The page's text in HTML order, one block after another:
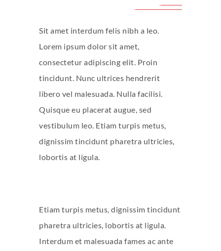
Sit amet interdum felis nibh a leo.
Lorem ipsum dolor sit amet,
consectetur adipiscing elit. Proin
tincidunt. Nunc ultrices hendrerit
libero vel malesuada. Nulla facilisi.
Quisque eu placerat augue, sed
vestibulum leo. Etiam turpis metus,
dignissim tincidunt pharetra ultricies,
lobortis at ligula.
Etiam turpis metus, dignissim tincidunt
pharetra ultricies, lobortis at ligula.
Interdum et malesuada fames ac ante